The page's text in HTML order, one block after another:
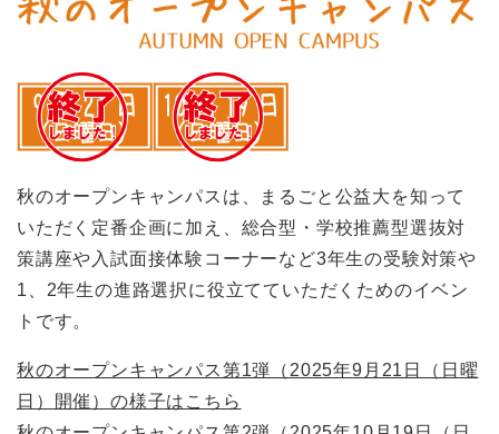
秋のオープンキャンパスは、まるごと公益大を知って
いただく定番企画に加え、総合型・学校推薦型選抜対
策講座や入試面接体験コーナーなど3年生の受験対策や
1、2年生の進路選択に役立てていただくためのイベン
トです。
秋のオープンキャンパス第1弾（2025年9月21日（日曜
日）開催）の様子はこちら